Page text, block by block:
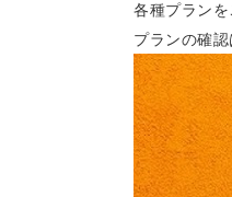
各種プランを
プランの確